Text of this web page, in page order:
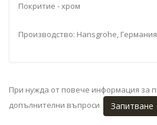
Покритие - хром
Производство: Hansgrohe, Германия
При нужда от повече информация за
допълнителни въпроси
Запитване